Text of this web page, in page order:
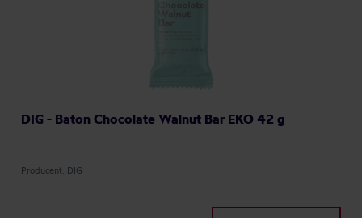
DIG - Baton Chocolate Walnut Bar EKO 42 g
Producent: DIG